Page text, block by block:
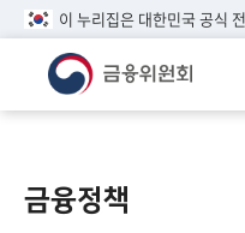
이 누리집은 대한민국 공식
린
이알
금융정책